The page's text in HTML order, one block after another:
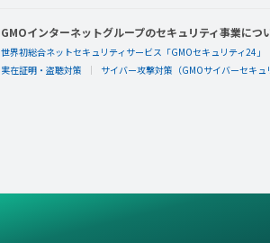
GMOインターネットグループのセキュリティ事業につ
世界初総合ネットセキュリティサービス「GMOセキュリティ24」
実在証明・盗聴対策
サイバー攻撃対策（GMOサイバーセキュ